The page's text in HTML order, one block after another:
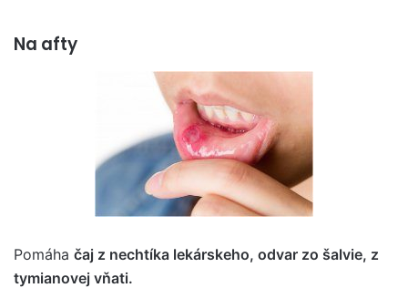
Na afty
Pomáha čaj z nechtíka lekárskeho, odvar zo šalvie, z
tymianovej vňati.